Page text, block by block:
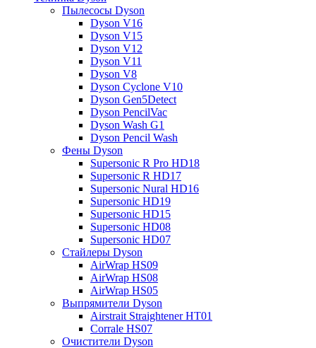
Пылесосы Dyson
Dyson V16
Dyson V15
Dyson V12
Dyson V11
Dyson V8
Dyson Cyclone V10
Dyson Gen5Detect
Dyson PencilVac
Dyson Wash G1
Dyson Pencil Wash
Фены Dyson
Supersonic R Pro HD18
Supersonic R HD17
Supersonic Nural HD16
Supersonic HD19
Supersonic HD15
Supersonic HD08
Supersonic HD07
Стайлеры Dyson
AirWrap HS09
AirWrap HS08
AirWrap HS05
Выпрямители Dyson
Airstrait Straightener HT01
Corrale HS07
Очистители Dyson